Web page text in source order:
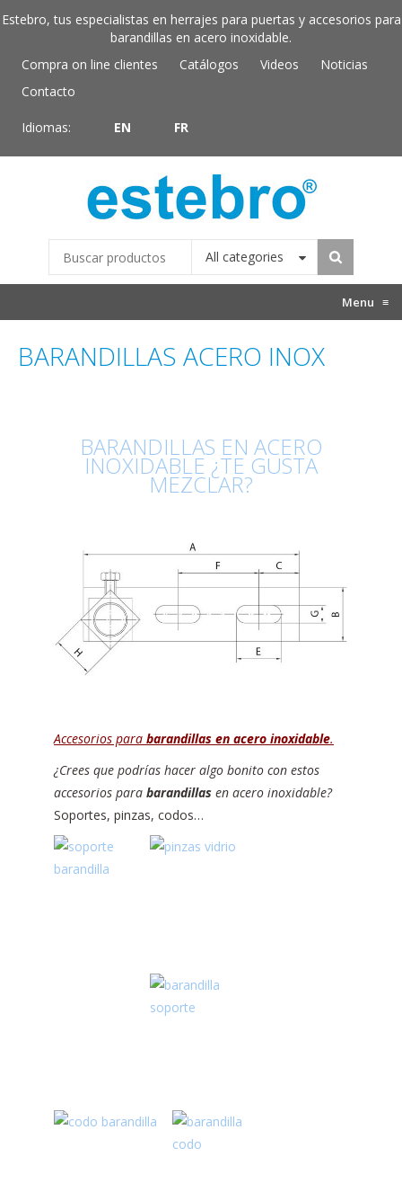
Estebro, tus especialistas en herrajes para puertas y accesorios para
barandillas en acero inoxidable.
Compra on line clientes
Catálogos Videos
Noticias
Contacto
Idiomas: EN FR
All categories
Menu ≡
BARANDILLAS ACERO INOX
BARANDILLAS EN ACERO
INOXIDABLE ¿TE GUSTA
MEZCLAR?
Accesorios para barandillas en acero inoxidable.
¿Crees que podrías hacer algo bonito con estos
accesorios para barandillas en acero inoxidable?
Soportes, pinzas, codos…